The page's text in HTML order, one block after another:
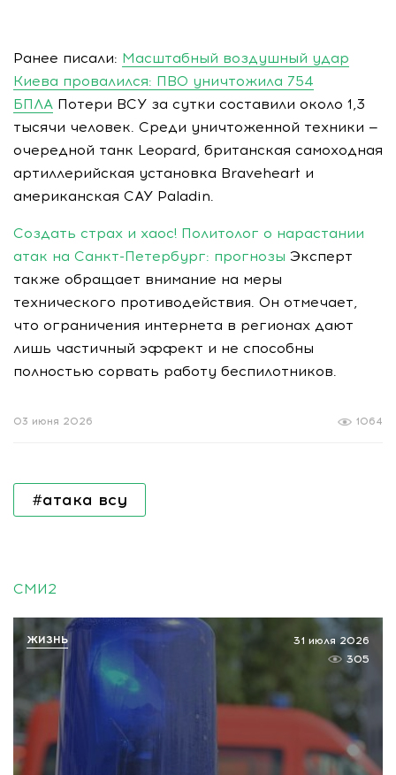
Ранее писали: Масштабный воздушный удар
Киева провалился: ПВО уничтожила 754
БПЛА Потери ВСУ за сутки составили около 1,3
тысячи человек. Среди уничтоженной техники —
очередной танк Leopard, британская самоходная
артиллерийская установка Braveheart и
американская САУ Paladin.
Создать страх и хаос! Политолог о нарастании
атак на Санкт-Петербург: прогнозы Эксперт
также обращает внимание на меры
технического противодействия. Он отмечает,
что ограничения интернета в регионах дают
лишь частичный эффект и не способны
полностью сорвать работу беспилотников.
1064
03 июня 2026
#атака всу
СМИ2
31 июля 2026
305
ЖИЗНЬ